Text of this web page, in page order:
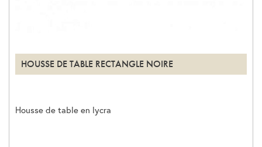
HOUSSE DE TABLE RECTANGLE NOIRE
Housse de table en lycra